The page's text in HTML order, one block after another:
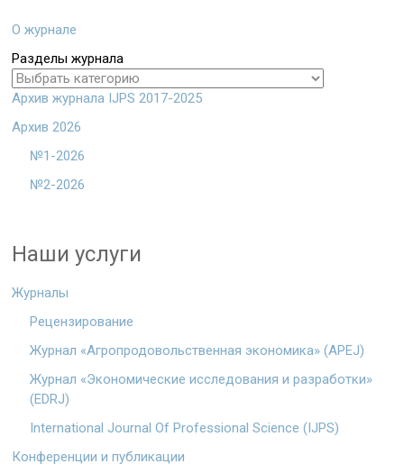
О журнале
Разделы журнала
Архив журнала IJPS 2017-2025
Архив 2026
№1-2026
№2-2026
Наши услуги
Журналы
Рецензирование
Журнал «Агропродовольственная экономика» (APEJ)
Журнал «Экономические исследования и разработки»
(EDRJ)
International Journal Of Professional Science (IJPS)
Конференции и публикации